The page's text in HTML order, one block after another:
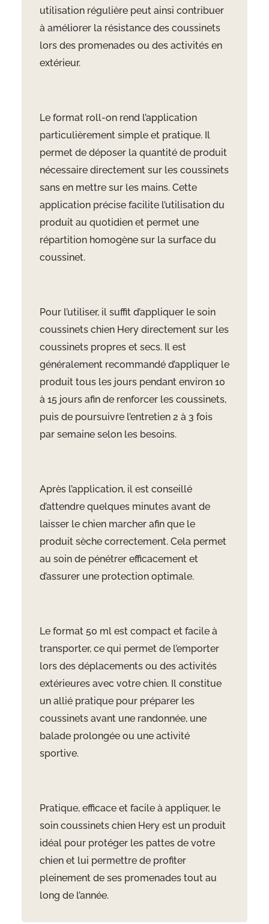
utilisation régulière peut ainsi contribuer
à améliorer la résistance des coussinets
lors des promenades ou des activités en
extérieur.
Le format roll-on rend l’application
particulièrement simple et pratique. Il
permet de déposer la quantité de produit
nécessaire directement sur les coussinets
sans en mettre sur les mains. Cette
application précise facilite l’utilisation du
produit au quotidien et permet une
répartition homogène sur la surface du
coussinet.
Pour l’utiliser, il suffit d’appliquer le soin
coussinets chien Hery directement sur les
coussinets propres et secs. Il est
généralement recommandé d’appliquer le
produit tous les jours pendant environ 10
à 15 jours afin de renforcer les coussinets,
puis de poursuivre l’entretien 2 à 3 fois
par semaine selon les besoins.
Après l’application, il est conseillé
d’attendre quelques minutes avant de
laisser le chien marcher afin que le
produit sèche correctement. Cela permet
au soin de pénétrer efficacement et
d’assurer une protection optimale.
Le format 50 ml est compact et facile à
transporter, ce qui permet de l’emporter
lors des déplacements ou des activités
extérieures avec votre chien. Il constitue
un allié pratique pour préparer les
coussinets avant une randonnée, une
balade prolongée ou une activité
sportive.
Pratique, efficace et facile à appliquer, le
soin coussinets chien Hery est un produit
idéal pour protéger les pattes de votre
chien et lui permettre de profiter
pleinement de ses promenades tout au
long de l’année.